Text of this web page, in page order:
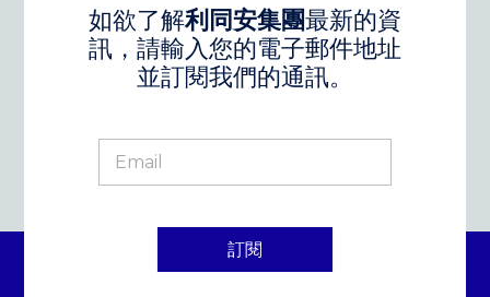
如欲了解利同安集團最新的資
訊，請輸入您的電子郵件地址
並訂閱我們的通訊。
訂閱